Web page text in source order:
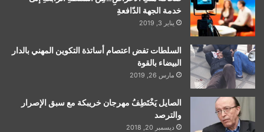
خدمة الجهة الدّافعةِ
يناير 3, 2019
السلطات تفض اعتصام أساتذة التكوين المهني بالدار
البيضاء بالقوة
مارس 26, 2019
الصايل يَخْتَطِفُ مهرجان خريبكة مع سبق الإصرار
والترصد
ديسمبر 20, 2018